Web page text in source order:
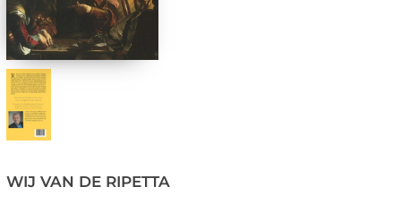
WIJ VAN DE RIPETTA